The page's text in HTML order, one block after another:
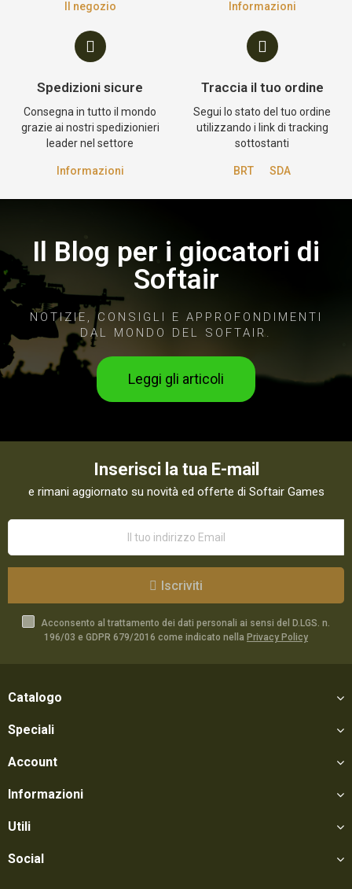
Il negozio Informazioni
Spedizioni sicure
Consegna in tutto il mondo
grazie ai nostri spedizionieri
leader nel settore
Informazioni
Traccia il tuo ordine
Segui lo stato del tuo ordine
utilizzando i link di tracking
sottostanti
BRT SDA
Il Blog per i giocatori di
Softair
NOTIZIE, CONSIGLI E APPROFONDIMENTI
DAL MONDO DEL SOFTAIR.
Leggi gli articoli
Inserisci la tua E-mail
e rimani aggiornato su novità ed offerte di Softair Games
Iscriviti
Acconsento al trattamento dei dati personali ai sensi del D.LGS. n.
196/03 e GDPR 679/2016 come indicato nella Privacy Policy
Catalogo
Speciali
Account
Informazioni
Utili
Social